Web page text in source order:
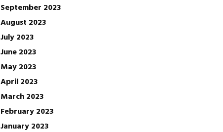
September 2023
August 2023
July 2023
June 2023
May 2023
April 2023
March 2023
February 2023
January 2023